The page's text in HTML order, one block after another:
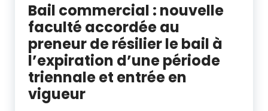
Bail commercial : nouvelle
faculté accordée au
preneur de résilier le bail à
l’expiration d’une période
triennale et entrée en
vigueur